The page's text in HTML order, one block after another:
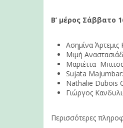
B’ μέρος Σάββατο
Ασημίνα
Μιμή
Μαριέττα
Sujata
Nathalie Dubois
Γιώργος
Περισσότερες